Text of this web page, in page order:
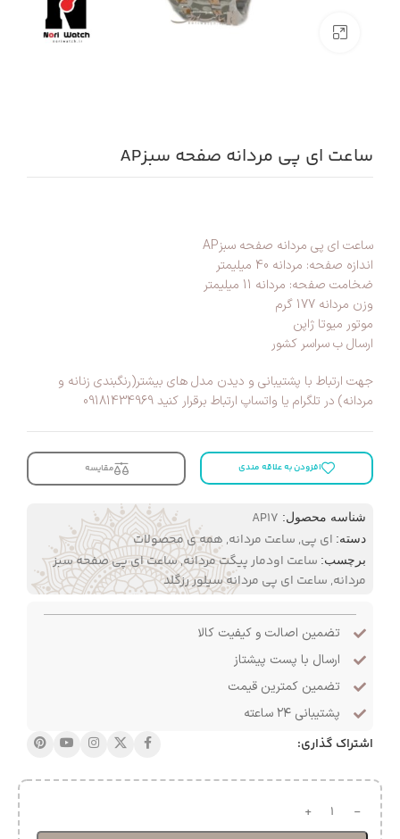
ساعت ای پی مردانه صفحه سبزAP
ساعت ای پی مردانه صفحه سبزAP
اندازه صفحه: مردانه 40 میلیمتر
ضخامت صفحه: مردانه 11 میلیمتر
وزن مردانه 177 گرم
موتور میوتا ژاپن
ارسال ب سراسر کشور
جهت ارتباط با پشتیبانی و دیدن مدل های بیشتر(رنگبندی زنانه و
مردانه) در تلگرام یا واتساپ ارتباط برقرار کنید 09181434969
افزودن به علاقه مندی مقایسه
شناسه محصول: AP17
دسته: ای پی, ساعت مردانه, همه ی محصولات
برچسب: ساعت اودمار پیگت مردانه,ساعت ای پی صفحه سبز
مردانه, ساعت ای پی مردانه سیلور رزگلد
تضمین اصالت و کیفیت کالا
ارسال با پست پیشتاز
تضمین کمترین قیمت
پشتیبانی ۲۴ ساعته
اشتراک گذاری: